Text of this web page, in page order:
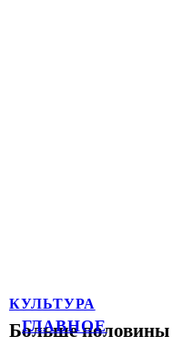
ГЛАВНОЕ
КУЛЬТУРА
Больше